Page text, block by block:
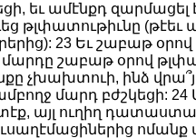
եւ ամէնքդ զարմացել
թլփատութիւնը (թէեւ
23 Եւ շաբաթ
մարդը շաբաթ օրով
չխախտուի, ինձ
մարդ բժշկեցի: 24
այլ ուղիղ
ոմանք